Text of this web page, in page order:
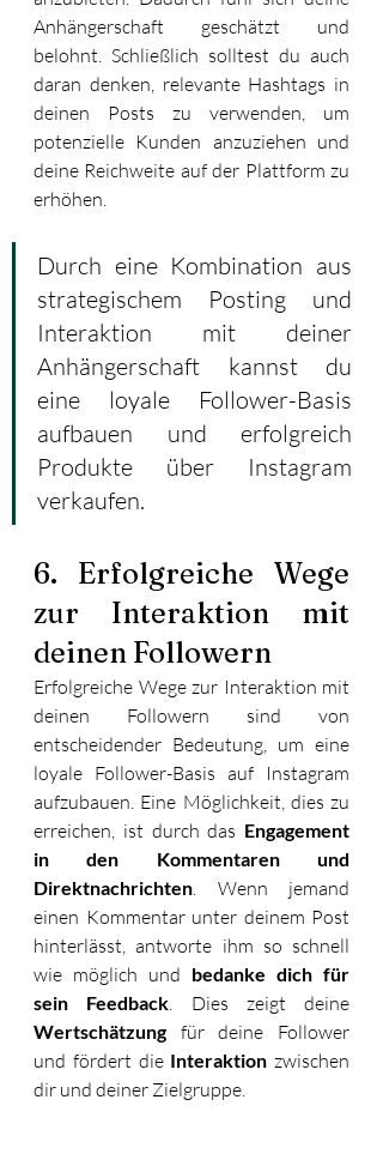
Anhängerschaft geschätzt und
belohnt. Schließlich solltest du auch
daran denken, relevante Hashtags in
deinen Posts zu verwenden, um
potenzielle Kunden anzuziehen und
deine Reichweite auf der Plattform zu
erhöhen.
Durch eine Kombination aus
strategischem Posting und
Interaktion mit deiner
Anhängerschaft kannst du
eine loyale Follower-Basis
aufbauen und erfolgreich
Produkte über Instagram
verkaufen.
6. Erfolgreiche Wege
zur Interaktion mit
deinen Followern
Erfolgreiche Wege zur Interaktion mit
deinen Followern sind von
entscheidender Bedeutung, um eine
loyale Follower-Basis auf Instagram
aufzubauen. Eine Möglichkeit, dies zu
erreichen, ist durch das Engagement
in den Kommentaren und
Direktnachrichten . Wenn jemand
einen Kommentar unter deinem Post
hinterlässt, antworte ihm so schnell
wie möglich und bedanke dich für
sein Feedback
Wertschätzung für deine Follower
und fördert die Interaktion zwischen
dir und deiner Zielgruppe.